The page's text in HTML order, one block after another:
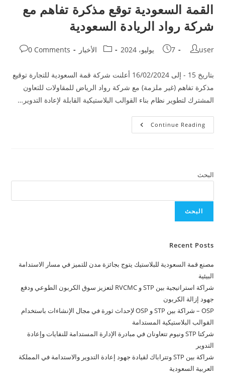
القمة السعودية توقع مذكرة تفاهم مع
شركة رواد الريادة السعودية
user 7 يوليو، 2024 الأخبار 0 Comments
بتاريخ 15 - إلى 16/02/2024 أعلنت شركة قمة السعودية للتجارة توقيع
مذكرة تفاهم (غير ملزمة) مع شركة رواد الرياض للمقاولات للتعاون
المشترك لتطوير نظام بناء القوالب البلاستيكية القابلة لإعادة التدوير…
Continue Reading
البحث
البحث
Recent Posts
مصنع قمة السعودية للبلاستيك يتوج بجائزة مدن للتميز في مسار الاستدامة
البيئية
شراكة استراتيجية بين STP و RVCMC لتعزيز سوق الكربون الطوعي ودفع
جهود إزالة الكربون
OSP – شراكة بين STP و OSP لإحداث ثورة في مجال الإنشاءات باستخدام
القوالب البلاستيكية المستدامة
شركتا STP ونيوم تتعاونان في مبادرة الإدارة المستدامة للنفايات وإعادة
التدوير
شراكة بين STP وتتراباك لقيادة جهود إعادة التدوير والاستدامة في المملكة
العربية السعودية